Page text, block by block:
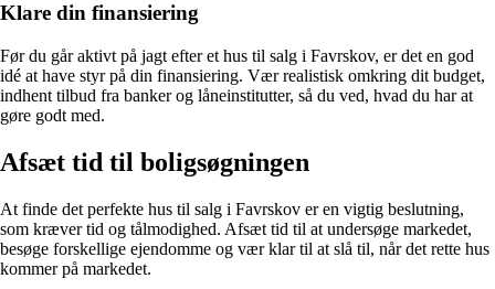
Klare din finansiering
Før du går aktivt på jagt efter et hus til salg i Favrskov, er det en god
idé at have styr på din finansiering. Vær realistisk omkring dit budget,
indhent tilbud fra banker og låneinstitutter, så du ved, hvad du har at
gøre godt med.
Afsæt tid til boligsøgningen
At finde det perfekte hus til salg i Favrskov er en vigtig beslutning,
som kræver tid og tålmodighed. Afsæt tid til at undersøge markedet,
besøge forskellige ejendomme og vær klar til at slå til, når det rette hus
kommer på markedet.